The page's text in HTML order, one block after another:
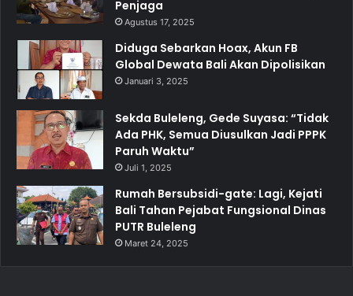
Penjaga
Agustus 17, 2025
Diduga Sebarkan Hoax, Akun FB
Global Dewata Bali Akan Dipolisikan
Januari 3, 2025
Sekda Buleleng, Gede Suyasa: “Tidak
Ada PHK, Semua Diusulkan Jadi PPPK
Paruh Waktu”
Juli 1, 2025
Rumah Bersubsidi-gate: Lagi, Kejati
Bali Tahan Pejabat Fungsional Dinas
PUTR Buleleng
Maret 24, 2025